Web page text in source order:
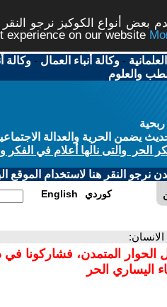
بعض أنواع الكوكيز نرجو
experience on our website
-وكالة أنباء العمال -وكالة
والعلوم
يضمن الحرية والعدالة
الحر والتى نالها أعلام في الفكر
نرجو النقر هنا لاستخدام الموقع
English كوردي
الحوار المتمدن، فشاركونا
اليساري الحر